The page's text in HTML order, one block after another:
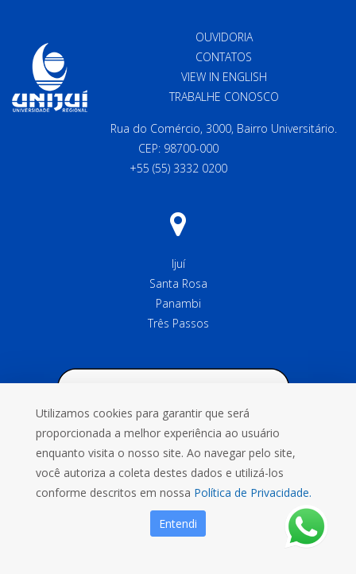
OUVIDORIA
CONTATOS
VIEW IN ENGLISH
TRABALHE CONOSCO
Rua do Comércio, 3000, Bairro Universitário.
CEP: 98700-000
+55 (55) 3332 0200
Ijuí
Santa Rosa
Panambi
Três Passos
Utilizamos cookies para garantir que será
proporcionada a melhor experiência ao usuário
enquanto visita o nosso site. Ao navegar pelo site,
você autoriza a coleta destes dados e utilizá-los
conforme descritos em nossa Política de Privacidade.
Entendi